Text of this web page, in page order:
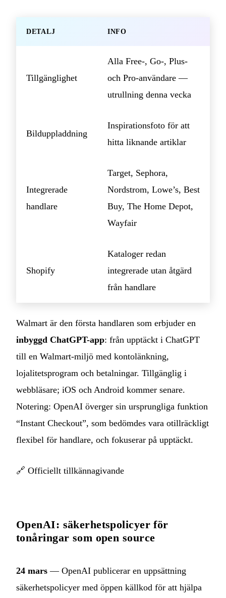
DETALJ INFO
Tillgänglighet
Alla Free-, Go-, Plus-
och Pro-användare —
utrullning denna vecka
Bilduppladdning
Inspirationsfoto för att
hitta liknande artiklar
Integrerade
handlare
Target, Sephora,
Nordstrom, Lowe’s, Best
Buy, The Home Depot,
Wayfair
Shopify
Kataloger redan
integrerade utan åtgärd
från handlare
Walmart är den första handlaren som erbjuder en
inbyggd ChatGPT-app: från upptäckt i ChatGPT
till en Walmart-miljö med kontolänkning,
lojalitetsprogram och betalningar. Tillgänglig i
webbläsare; iOS och Android kommer senare.
Notering: OpenAI överger sin ursprungliga funktion
“Instant Checkout”, som bedömdes vara otillräckligt
flexibel för handlare, och fokuserar på upptäckt.
🔗 Officiellt tillkännagivande
OpenAI: säkerhetspolicyer för
tonåringar som open source
24 mars — OpenAI publicerar en uppsättning
säkerhetspolicyer med öppen källkod för att hjälpa